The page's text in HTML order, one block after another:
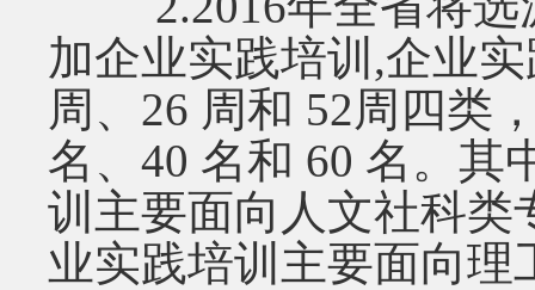
加企业实践培训,企业
周、26 周和 52周四类
名、40 名和 60 名。其
训主要面向人文社科类
业实践培训主要面向理